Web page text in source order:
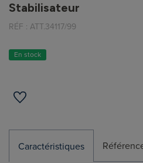
Stabilisateur
RÉF : ATT.34117/99
En stock
Caractéristiques